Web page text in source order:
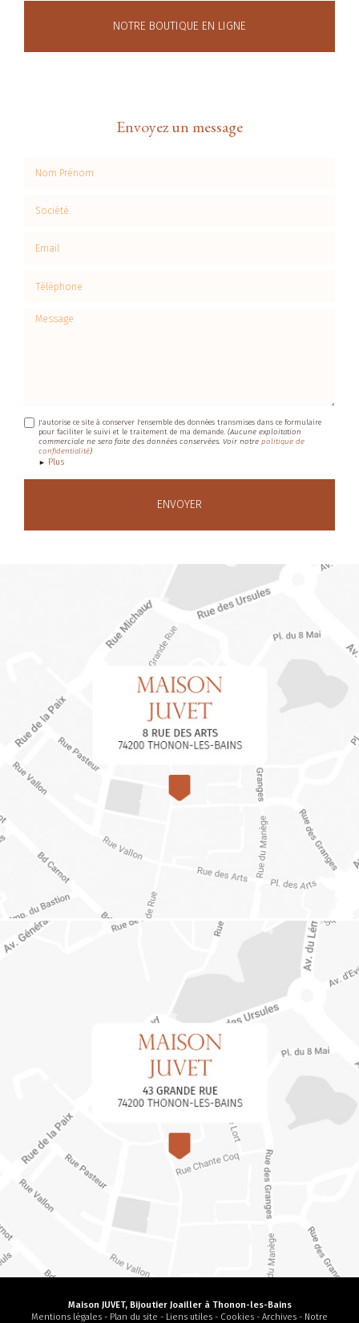
NOTRE BOUTIQUE EN LIGNE
Envoyez un message
Message
J'autorise ce site à conserver l'ensemble des données transmises dans ce formulaire
pour faciliter le suivi et le traitement de ma demande.(Aucune exploitation
commerciale ne sera faite des données conservées. Voir notrepolitique de
confidentialité)
Plus
Maison JUVET, Bijoutier Joailler à Thonon-les-Bains
Mentions légales - Plan du site - Liens utiles - Cookies - Archives - Notre